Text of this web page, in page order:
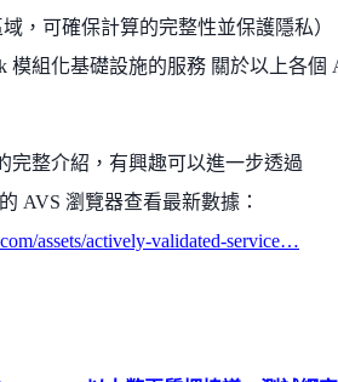
，可確保計算的完整性並保護隱私）
模組化基礎設施的服務 關於以上各個
完整介紹，有興趣可以進一步透過
AVS 瀏覽器查看最新數據：
assets/actively-validated-service…